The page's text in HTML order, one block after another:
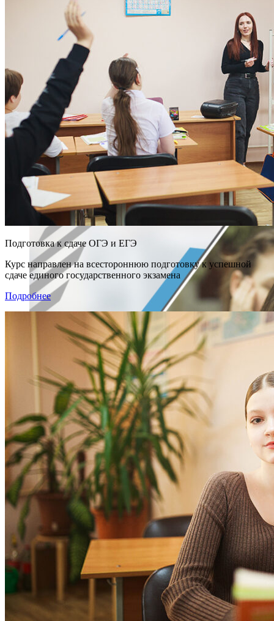
Подготовка к сдаче ОГЭ и ЕГЭ
Курс направлен на всестороннюю подготовку к успешной
сдаче единого государственного экзамена
Подробнее